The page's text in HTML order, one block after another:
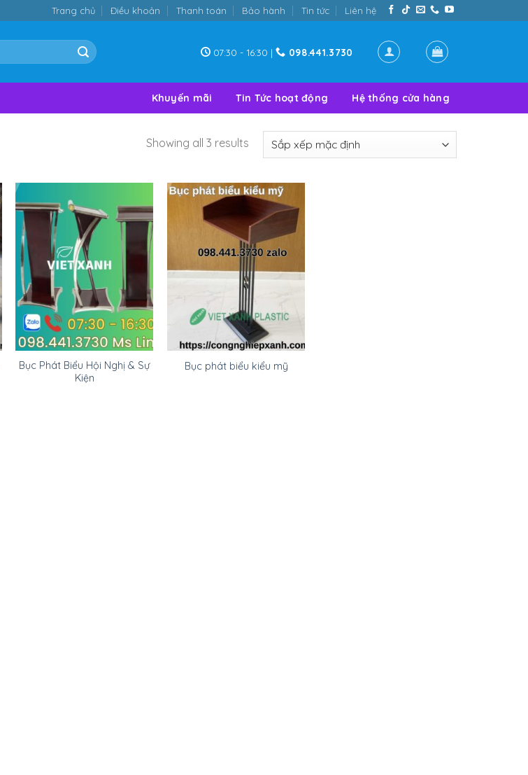
Trang chủ Điều khoản Thanh toán Bảo hành Tin tức Liên hệ
07:30 - 16:30 | 098.441.3730
Khuyến mãi Tin Tức hoạt động Hệ thống cửa hàng
Showing all 3 results
Bục Phát Biểu Hội Nghị & Sự
Kiện
Bục phát biểu kiểu mỹ